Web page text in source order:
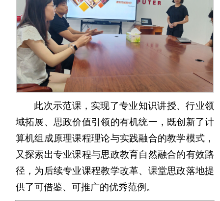
此次示范课，实现了专业知识讲授、行业领
域拓展、思政价值引领的有机统一，既创新了计
算机组成原理课程理论与实践融合的教学模式，
又探索出专业课程与思政教育自然融合的有效路
径，为后续专业课程教学改革、课堂思政落地提
供了可借鉴、可推广的优秀范例。